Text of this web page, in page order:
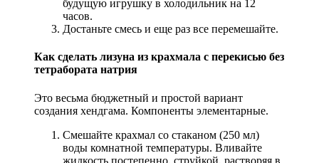
будущую игрушку в холодильник на 12
часов.
Достаньте смесь и еще раз все перемешайте.
Как сделать лизуна из крахмала с перекисью без
тетрабората натрия
Это весьма бюджетный и простой вариант
создания хендгама. Компоненты элементарные.
Смешайте крахмал со стаканом (250 мл)
воды комнатной температуры. Вливайте
жидкость постепенно, струйкой, растворяя в